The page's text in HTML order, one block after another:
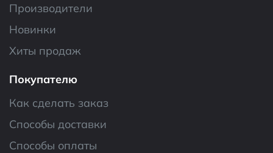
Производители
Новинки
Хиты продаж
Покупателю
Как сделать заказ
Способы доставки
Способы оплаты